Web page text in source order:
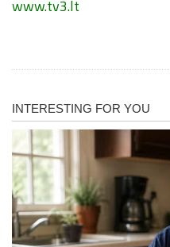
www.tv3.lt